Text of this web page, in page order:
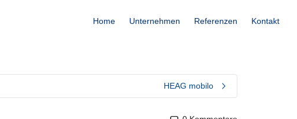
Home Unternehmen Referenzen Kontakt
HEAG mobilo